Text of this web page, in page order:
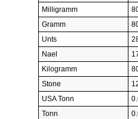
Milligramm
Gramm
Unts
Nael
Kilogramm
Stone
USA Tonn
Tonn